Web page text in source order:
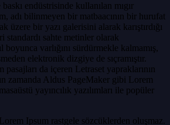
endüstrisinde kullanılan mıgır
adı bilinmeyen bir matbaacının bir hurufat
üzere bir yazı galerisini alarak karıştırdığı
standardı sahte metinler olarak
boyunca varlığını sürdürmekle kalmamış,
elektronik dizgiye de sıçramıştır.
pasajları da içeren Letraset yapraklarının
zamanda Aldus PageMaker gibi Lorem
yayıncılık yazılımları ile popüler
Ipsum rastgele sözcüklerden oluşmaz.